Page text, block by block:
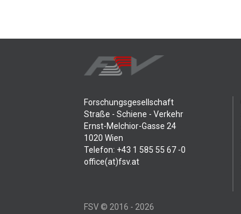
Forschungsgesellschaft
Straße - Schiene - Verkehr
Ernst-Melchior-Gasse 24
1020 Wien
Telefon: +43 1 585 55 67 -0
office(at)fsv.at
FSV © 2016 - 2026